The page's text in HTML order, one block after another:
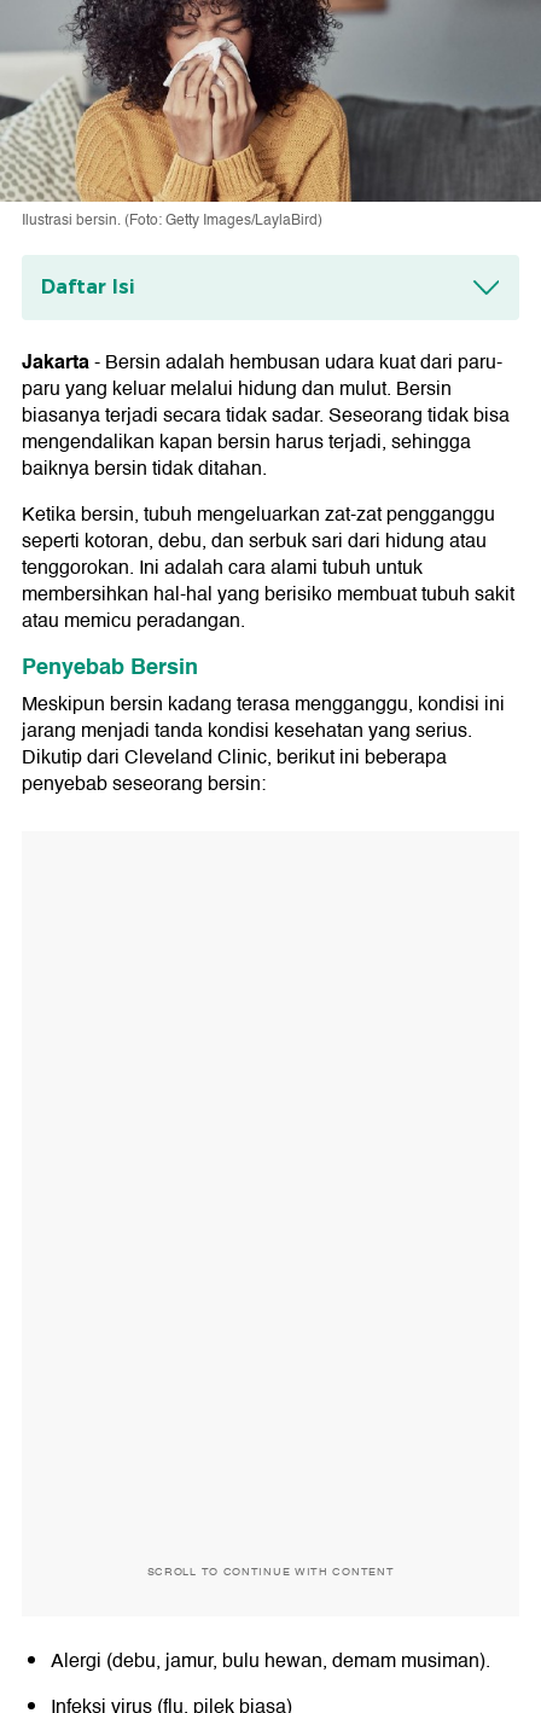
Ilustrasi bersin. (Foto: Getty Images/LaylaBird)
Daftar Isi
Penyebab Bersin
Proses Terjadinya Bersin
1. Rangsangan Awal
2. Pengiriman Sinyal ke Otak
3. Aktivitas Pusat Bersin di Batang Otak
4. Penumpukan Tekanan dan Bersin
Jakarta-Bersin adalah hembusan udara kuat dari paru-
paru yang keluar melalui hidung dan mulut. Bersin
biasanya terjadi secara tidak sadar. Seseorang tidak bisa
mengendalikan kapan bersin harus terjadi, sehingga
baiknya bersin tidak ditahan.
Ketika bersin, tubuh mengeluarkan zat-zat pengganggu
seperti kotoran, debu, dan serbuk sari dari hidung atau
tenggorokan. Ini adalah cara alami tubuh untuk
membersihkan hal-hal yang berisiko membuat tubuh sakit
atau memicu peradangan.
Penyebab Bersin
Meskipun bersin kadang terasa mengganggu, kondisi ini
jarang menjadi tanda kondisi kesehatan yang serius.
Dikutip dari Cleveland Clinic, berikut ini beberapa
penyebab seseorang bersin:
SCROLL TO CONTINUE WITH CONTENT
Alergi (debu, jamur, bulu hewan, demam musiman).